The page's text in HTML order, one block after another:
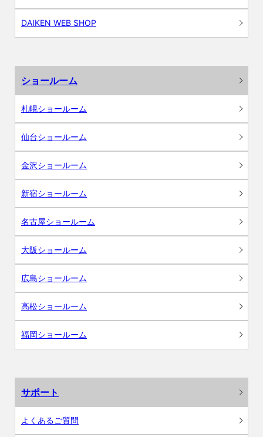
DAIKEN WEB SHOP
ショールーム
札幌ショールーム
仙台ショールーム
金沢ショールーム
新宿ショールーム
名古屋ショールーム
大阪ショールーム
広島ショールーム
高松ショールーム
福岡ショールーム
サポート
よくあるご質問